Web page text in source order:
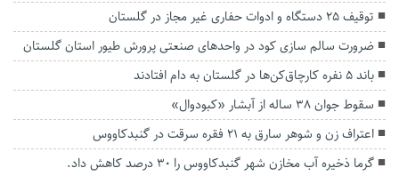
توقیف ۲۵ دستگاه و ادوات حفاری غیر مجاز در گلستان
ضرورت سالم سازی کود در واحد‌های صنعتی پرورش طیور استان گلستان
باند ۵ نفره کارچاق‌کن‌ها در گلستان به دام افتادند
سقوط جوان ۳۸ ساله از آبشار «کبودوال»
اعتراف زن و شوهر سارق به ۲۱ فقره سرقت در گنبدکاووس
گرما ذخیره آب مخازن شهر گنبدکاووس را ۳۰ درصد کاهش داد.